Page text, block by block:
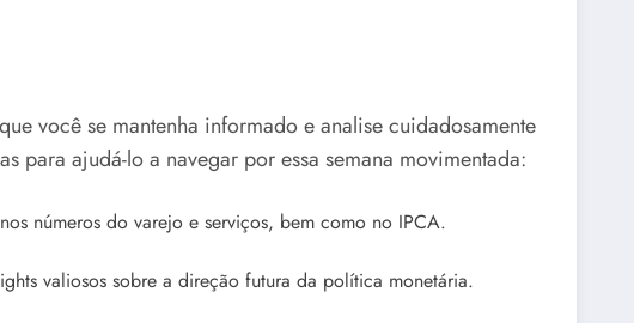
você se mantenha informado e analise cuidadosamente
para ajudá-lo a navegar por essa semana movimentada:
números do varejo e serviços, bem como no IPCA.
valiosos sobre a direção futura da política monetária.